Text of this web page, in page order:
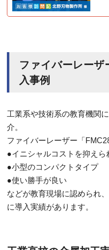
ファイバーレーザ
入事例
工業系や技術系の教育機関
介。
ファイバーレーザー「
●イニシャルコストを抑えら
●小型のコンパクトタイプ
●使い勝手が良い
などが教育現場に認められ
に導入実績があります。